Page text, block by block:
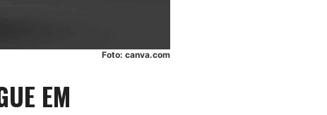
Foto: canva.com
EM